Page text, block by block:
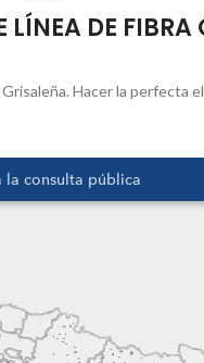
LÍNEA DE
Hacer la perfecta